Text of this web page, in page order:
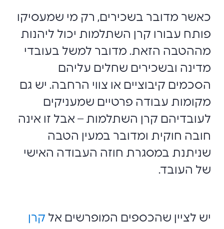
כאשר מדובר בשכירים, רק מי שמעסיקו
פותח עבורו קרן השתלמות יכול ליהנות
מההטבה הזאת. מדובר למשל בעובדי
מדינה ובשכירים שחלים עליהם
הסכמים קיבוציים או צווי הרחבה. יש גם
מקומות עבודה פרטיים שמעניקים
לעובדיהם קרן השתלמות – אבל זו אינה
חובה חוקית ומדובר במעין הטבה
שניתנת במסגרת חוזה העבודה האישי
של העובד.
יש לציין שהכספים המופרשים אל קרן